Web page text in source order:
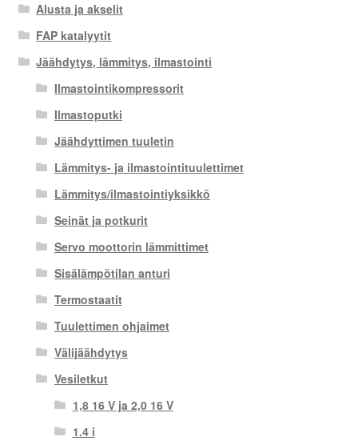
Alusta ja akselit
FAP katalyytit
Jäähdytys, lämmitys, ilmastointi
Ilmastointikompressorit
Ilmastoputki
Jäähdyttimen tuuletin
Lämmitys- ja ilmastointituulettimet
Lämmitys/ilmastointiyksikkö
Seinät ja potkurit
Servo moottorin lämmittimet
Sisälämpötilan anturi
Termostaatit
Tuulettimen ohjaimet
Välijäähdytys
Vesiletkut
1,8 16 V ja 2,0 16 V
1.4 i